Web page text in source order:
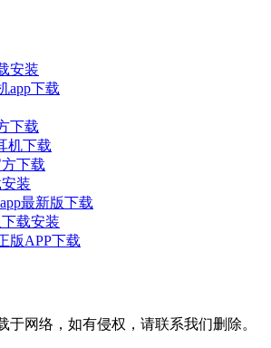
安装
app下载
下载
机下载
下载
装
最新版下载
载安装
版APP下载
于网络，如有侵权，请联系我们删除。